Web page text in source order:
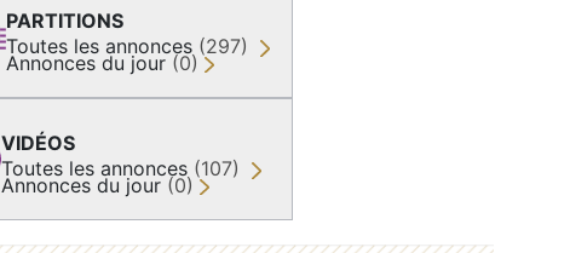
PARTITIONS
Toutes les annonces (297)
Annonces du jour (0)
VIDÉOS
Toutes les annonces (107)
Annonces du jour (0)